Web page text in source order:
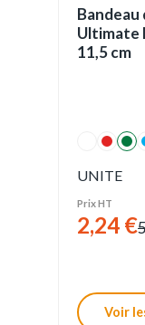
Bandeau
Ultimate
11,5 cm
UNITE
Prix HT
2,24 €
Voir